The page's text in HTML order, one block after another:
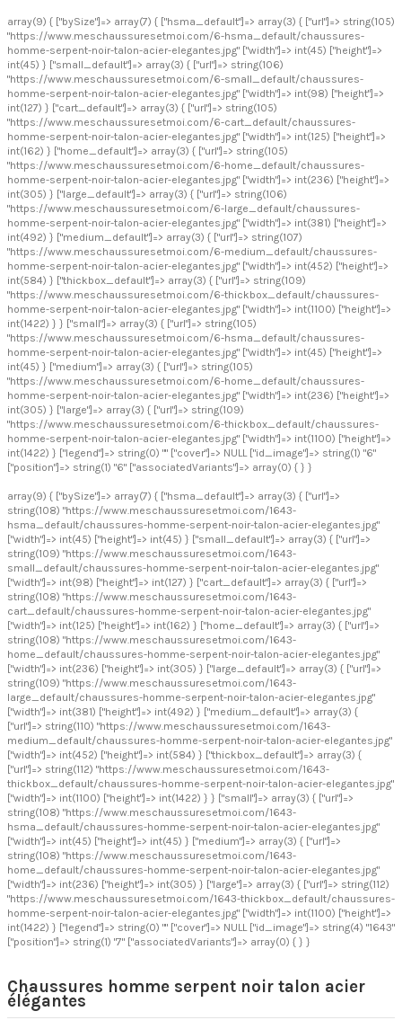
array(9) { ["bySize"]=> array(7) { ["hsma_default"]=> array(3) { ["url"]=> string(105)
"https://www.meschaussuresetmoi.com/6-hsma_default/chaussures-
homme-serpent-noir-talon-acier-elegantes.jpg" ["width"]=> int(45) ["height"]=>
int(45) } ["small_default"]=> array(3) { ["url"]=> string(106)
"https://www.meschaussuresetmoi.com/6-small_default/chaussures-
homme-serpent-noir-talon-acier-elegantes.jpg" ["width"]=> int(98) ["height"]=>
int(127) } ["cart_default"]=> array(3) { ["url"]=> string(105)
"https://www.meschaussuresetmoi.com/6-cart_default/chaussures-
homme-serpent-noir-talon-acier-elegantes.jpg" ["width"]=> int(125) ["height"]=>
int(162) } ["home_default"]=> array(3) { ["url"]=> string(105)
"https://www.meschaussuresetmoi.com/6-home_default/chaussures-
homme-serpent-noir-talon-acier-elegantes.jpg" ["width"]=> int(236) ["height"]=>
int(305) } ["large_default"]=> array(3) { ["url"]=> string(106)
"https://www.meschaussuresetmoi.com/6-large_default/chaussures-
homme-serpent-noir-talon-acier-elegantes.jpg" ["width"]=> int(381) ["height"]=>
int(492) } ["medium_default"]=> array(3) { ["url"]=> string(107)
"https://www.meschaussuresetmoi.com/6-medium_default/chaussures-
homme-serpent-noir-talon-acier-elegantes.jpg" ["width"]=> int(452) ["height"]=>
int(584) } ["thickbox_default"]=> array(3) { ["url"]=> string(109)
"https://www.meschaussuresetmoi.com/6-thickbox_default/chaussures-
homme-serpent-noir-talon-acier-elegantes.jpg" ["width"]=> int(1100) ["height"]=>
int(1422) } } ["small"]=> array(3) { ["url"]=> string(105)
"https://www.meschaussuresetmoi.com/6-hsma_default/chaussures-
homme-serpent-noir-talon-acier-elegantes.jpg" ["width"]=> int(45) ["height"]=>
int(45) } ["medium"]=> array(3) { ["url"]=> string(105)
"https://www.meschaussuresetmoi.com/6-home_default/chaussures-
homme-serpent-noir-talon-acier-elegantes.jpg" ["width"]=> int(236) ["height"]=>
int(305) } ["large"]=> array(3) { ["url"]=> string(109)
"https://www.meschaussuresetmoi.com/6-thickbox_default/chaussures-
homme-serpent-noir-talon-acier-elegantes.jpg" ["width"]=> int(1100) ["height"]=>
int(1422) } ["legend"]=> string(0) "" ["cover"]=> NULL ["id_image"]=> string(1) "6"
["position"]=> string(1) "6" ["associatedVariants"]=> array(0) { } }
array(9) { ["bySize"]=> array(7) { ["hsma_default"]=> array(3) { ["url"]=>
string(108) "https://www.meschaussuresetmoi.com/1643-
hsma_default/chaussures-homme-serpent-noir-talon-acier-elegantes.jpg"
["width"]=> int(45) ["height"]=> int(45) } ["small_default"]=> array(3) { ["url"]=>
string(109) "https://www.meschaussuresetmoi.com/1643-
small_default/chaussures-homme-serpent-noir-talon-acier-elegantes.jpg"
["width"]=> int(98) ["height"]=> int(127) } ["cart_default"]=> array(3) { ["url"]=>
string(108) "https://www.meschaussuresetmoi.com/1643-
cart_default/chaussures-homme-serpent-noir-talon-acier-elegantes.jpg"
["width"]=> int(125) ["height"]=> int(162) } ["home_default"]=> array(3) { ["url"]=>
string(108) "https://www.meschaussuresetmoi.com/1643-
home_default/chaussures-homme-serpent-noir-talon-acier-elegantes.jpg"
["width"]=> int(236) ["height"]=> int(305) } ["large_default"]=> array(3) { ["url"]=>
string(109) "https://www.meschaussuresetmoi.com/1643-
large_default/chaussures-homme-serpent-noir-talon-acier-elegantes.jpg"
["width"]=> int(381) ["height"]=> int(492) } ["medium_default"]=> array(3) {
["url"]=> string(110) "https://www.meschaussuresetmoi.com/1643-
medium_default/chaussures-homme-serpent-noir-talon-acier-elegantes.jpg"
["width"]=> int(452) ["height"]=> int(584) } ["thickbox_default"]=> array(3) {
["url"]=> string(112) "https://www.meschaussuresetmoi.com/1643-
thickbox_default/chaussures-homme-serpent-noir-talon-acier-elegantes.jpg"
["width"]=> int(1100) ["height"]=> int(1422) } } ["small"]=> array(3) { ["url"]=>
string(108) "https://www.meschaussuresetmoi.com/1643-
hsma_default/chaussures-homme-serpent-noir-talon-acier-elegantes.jpg"
["width"]=> int(45) ["height"]=> int(45) } ["medium"]=> array(3) { ["url"]=>
string(108) "https://www.meschaussuresetmoi.com/1643-
home_default/chaussures-homme-serpent-noir-talon-acier-elegantes.jpg"
["width"]=> int(236) ["height"]=> int(305) } ["large"]=> array(3) { ["url"]=> string(112)
"https://www.meschaussuresetmoi.com/1643-thickbox_default/chaussures-
homme-serpent-noir-talon-acier-elegantes.jpg" ["width"]=> int(1100) ["height"]=>
int(1422) } ["legend"]=> string(0) "" ["cover"]=> NULL ["id_image"]=> string(4) "1643"
["position"]=> string(1) "7" ["associatedVariants"]=> array(0) { } }
Chaussures homme serpent noir talon acier
élégantes